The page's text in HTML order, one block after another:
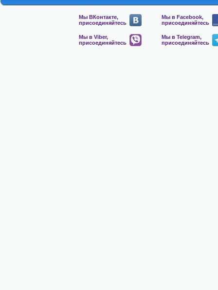
Мы ВКонтакте,
присоединяйтесь
Мы в Facebook,
присоединяйтесь
Мы в Viber,
присоединяйтесь
Мы в Telegram,
присоединяйтесь